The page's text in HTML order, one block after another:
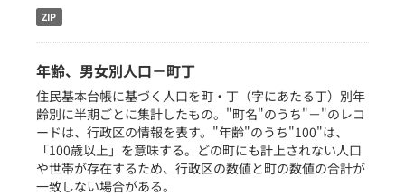
ZIP
年齢、男女別人口－町丁
住民基本台帳に基づく人口を町・丁（字にあたる丁）別年
齢別に半期ごとに集計したもの。"町名"のうち"－"のレコ
ードは、行政区の情報を表す。"年齢"のうち"100"は、
「100歳以上」を意味する。どの町にも計上されない人口
や世帯が存在するため、行政区の数値と町の数値の合計が
一致しない場合がある。